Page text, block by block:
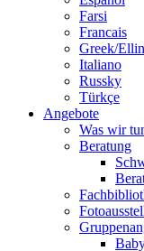
Farsi
Francais
Greek/
Italiano
Russky
Türkçe
Angebote
Was wir
Beratung